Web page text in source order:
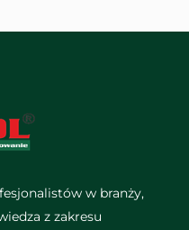
w branży,
z zakresu